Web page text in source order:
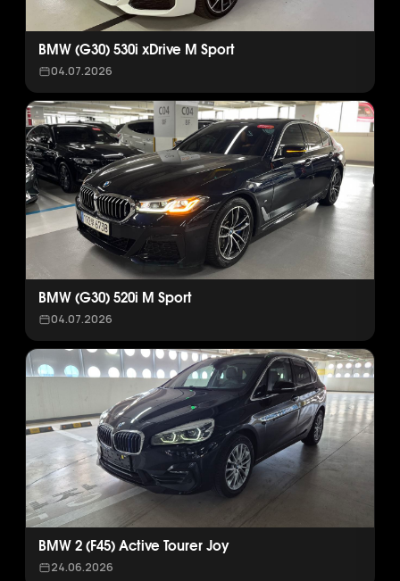
BMW (G30) 530i xDrive M Sport
04.07.2026
BMW (G30) 520i M Sport
04.07.2026
BMW 2 (F45) Active Tourer Joy
24.06.2026